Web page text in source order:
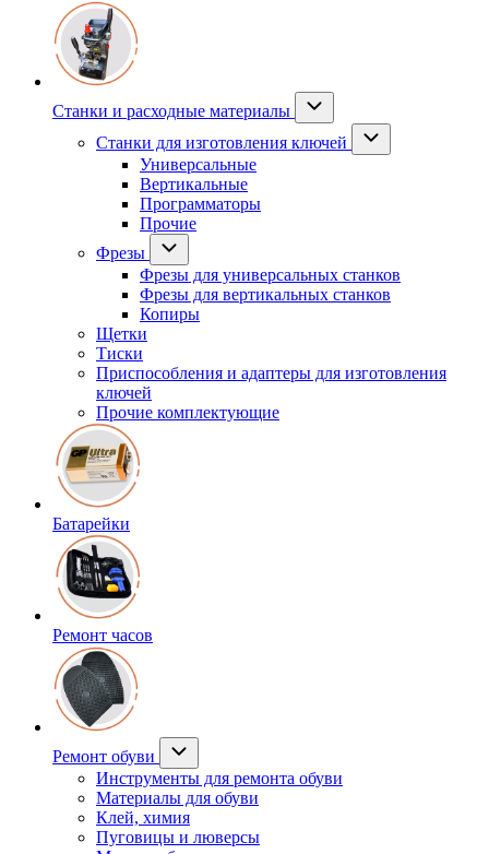
Станки и расходные материалы
Станки для изготовления ключей
Универсальные
Вертикальные
Программаторы
Прочие
Фрезы
Фрезы для универсальных станков
Фрезы для вертикальных станков
Копиры
Щетки
Тиски
Приспособления и адаптеры для изготовления
ключей
Прочие комплектующие
Батарейки
Ремонт часов
Ремонт обуви
Инструменты для ремонта обуви
Материалы для обуви
Клей, химия
Пуговицы и люверсы